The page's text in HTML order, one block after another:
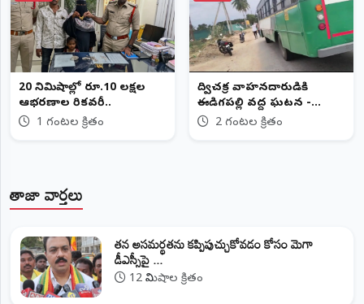
20 నిమిషాల్లో రూ.10 లక్షల
ఆభరణాల రికవరీ..
1 గంటల క్రితం
ద్విచక్ర వాహనదారుడికి
ఈడిగపల్లి వద్ద ఘటన -
తప్పిన ప్రాణాపాయం
2 గంటల క్రితం
తాజా వార్తలు
తన అసమర్థతను కప్పిపుచ్చుకోవడం కోసం మెగా
డీఎస్సీపై ...
12 నిమిషాల క్రితం